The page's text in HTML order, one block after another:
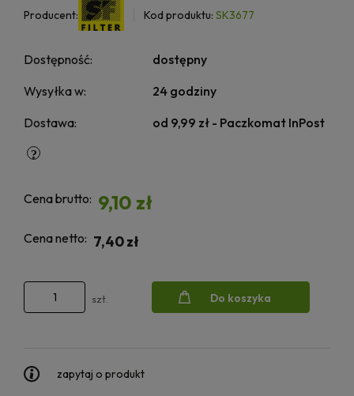
Producent: Kod produktu: SK3677
Dostępność:
dostępny
Wysyłka w:
24 godziny
Dostawa:
od 9,99 zł - Paczkomat InPost
Cena brutto: 9,10 zł
Cena netto: 7,40 zł
szt. Do koszyka
zapytaj o produkt